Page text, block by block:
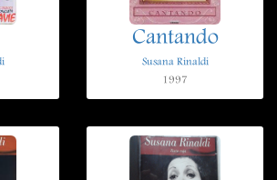
Cantando
Susana Rinaldi
1997